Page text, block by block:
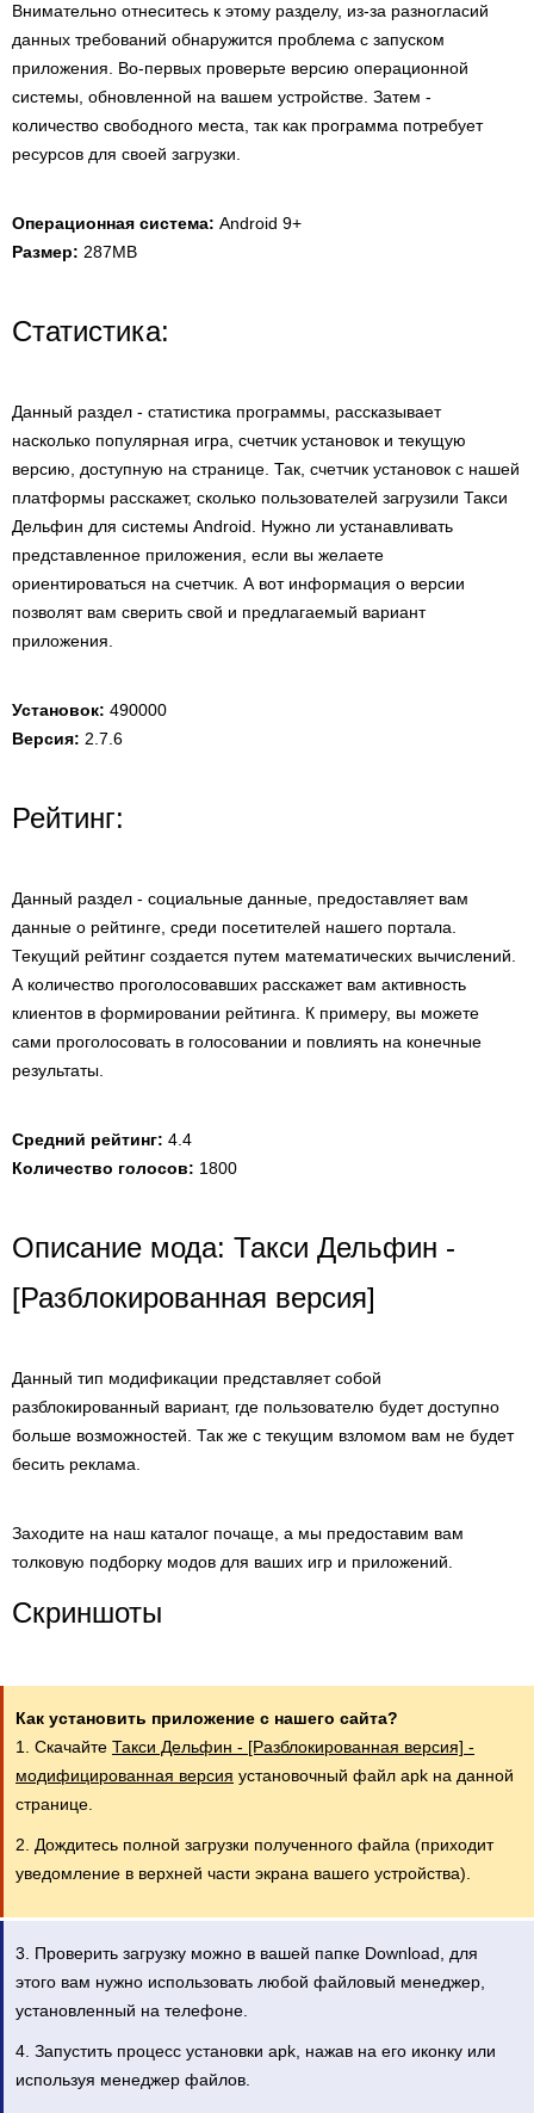
Внимательно отнеситесь к этому разделу, из-за разногласий
данных требований обнаружится проблема с запуском
приложения. Во-первых проверьте версию операционной
системы, обновленной на вашем устройстве. Затем -
количество свободного места, так как программа потребует
ресурсов для своей загрузки.
Операционная система: Android 9+
Размер: 287MB
Статистика:
Данный раздел - статистика программы, рассказывает
насколько популярная игра, счетчик установок и текущую
версию, доступную на странице. Так, счетчик установок с нашей
платформы расскажет, сколько пользователей загрузили Такси
Дельфин для системы Android. Нужно ли устанавливать
представленное приложения, если вы желаете
ориентироваться на счетчик. А вот информация о версии
позволят вам сверить свой и предлагаемый вариант
приложения.
Установок: 490000
Версия: 2.7.6
Рейтинг:
Данный раздел - социальные данные, предоставляет вам
данные о рейтинге, среди посетителей нашего портала.
Текущий рейтинг создается путем математических вычислений.
А количество проголосовавших расскажет вам активность
клиентов в формировании рейтинга. К примеру, вы можете
сами проголосовать в голосовании и повлиять на конечные
результаты.
Средний рейтинг: 4.4
Количество голосов: 1800
Описание мода: Такси Дельфин -
[Разблокированная версия]
Данный тип модификации представляет собой
разблокированный вариант, где пользователю будет доступно
больше возможностей. Так же с текущим взломом вам не будет
бесить реклама.
Заходите на наш каталог почаще, а мы предоставим вам
толковую подборку модов для ваших игр и приложений.
Скриншоты
Как установить приложение с нашего сайта?
1. Скачайте Такси Дельфин - [Разблокированная версия] -
модифицированная версия установочный файл apk на данной
странице.
2. Дождитесь полной загрузки полученного файла (приходит
уведомление в верхней части экрана вашего устройства).
3. Проверить загрузку можно в вашей папке Download, для
этого вам нужно использовать любой файловый менеджер,
установленный на телефоне.
4. Запустить процесс установки apk, нажав на его иконку или
используя менеджер файлов.